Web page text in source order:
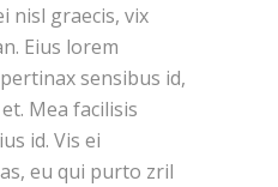
nisl graecis, vix
Eius lorem
sensibus id,
Mea facilisis
id. Vis ei
eu qui purto zril